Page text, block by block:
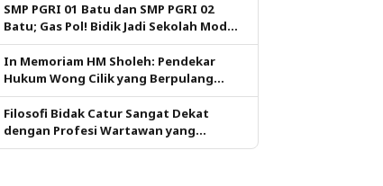
SMP PGRI 01 Batu dan SMP PGRI 02
Batu; Gas Pol! Bidik Jadi Sekolah Model
PM dan KKA Pertama di Kota Batu
In Memoriam HM Sholeh: Pendekar
Hukum Wong Cilik yang Berpulang
dalam Ketulusan
Filosofi Bidak Catur Sangat Dekat
dengan Profesi Wartawan yang
Dituntut Berpikir Kritis